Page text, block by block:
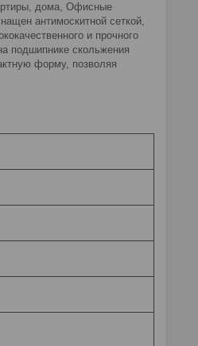
дома, Офисные
антимоскитной сеткой,
и прочного
подшипнике скольжения
форму, позволяя